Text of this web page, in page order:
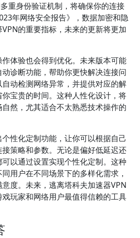
重身份验证机制，将确保你的连接
年网络安全报告》，数据加密和隐
的重要指标，未来的更新将更加
体验也会得到优化。未来版本可能
诊断功能，帮助你更快解决连接问
动检测网络异常，并提供对应的解
宝贵的时间。这种人性化设计，将
然，尤其适合不太熟悉技术操作的
性化定制功能，让你可以根据自己
策略和参数。无论是偏好低延迟还
以通过设置实现个性化定制。这种
用户在不同场景下的多样化需求，
度。未来，逃离塔科夫加速器VPN
玩家和网络用户最值得信赖的工具